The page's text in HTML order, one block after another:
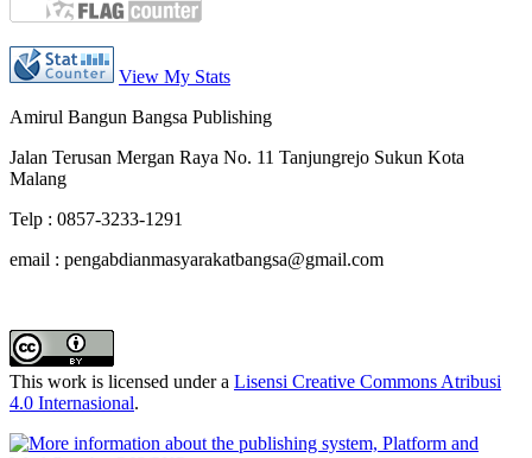
View My Stats
Amirul Bangun Bangsa Publishing
Jalan Terusan Mergan Raya No. 11 Tanjungrejo Sukun Kota
Malang
Telp : 0857-3233-1291
email : pengabdianmasyarakatbangsa@gmail.com
This work is licensed under a Lisensi Creative Commons Atribusi
4.0 Internasional.